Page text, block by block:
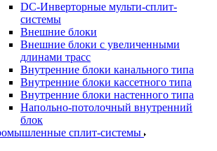
DC-Инверторные мульти-сплит-
системы
Внешние блоки
Внешние блоки с увеличенными
длинами трасс
Внутренние блоки канального типа
Внутренние блоки кассетного типа
Внутренние блоки настенного типа
Напольно-потолочный внутренний
блок
сплит-системы